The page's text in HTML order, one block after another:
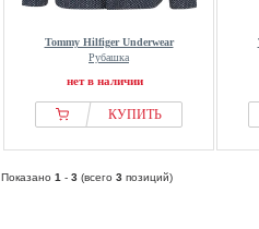
Tommy Hilfiger Underwear
Рубашка
нет в наличии
КУПИТЬ
Показано 1 - 3 (всего 3 позиций)